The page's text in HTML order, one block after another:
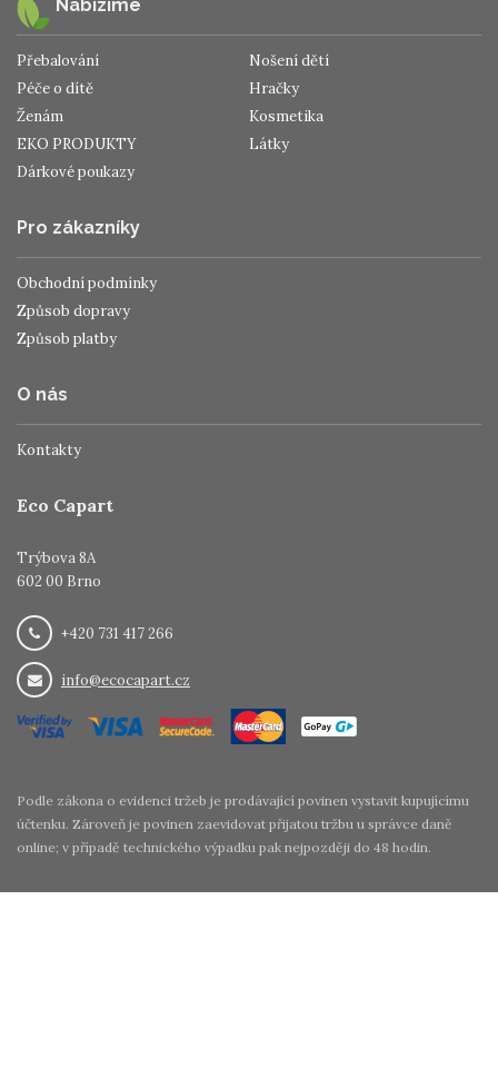
Nabízíme
Přebalování
Nošení dětí
Péče o dítě
Hračky
Ženám
Kosmetika
EKO PRODUKTY
Látky
Dárkové poukazy
Pro zákazníky
Obchodní podmínky
Způsob dopravy
Způsob platby
O nás
Kontakty
Eco Capart
Trýbova 8A
602 00 Brno
+420 731 417 266
info@ecocapart.cz
Podle zákona o evidenci tržeb je prodávající povinen vystavit kupujícímu
účtenku. Zároveň je povinen zaevidovat přijatou tržbu u správce daně
online; v případě technického výpadku pak nejpozději do 48 hodin.